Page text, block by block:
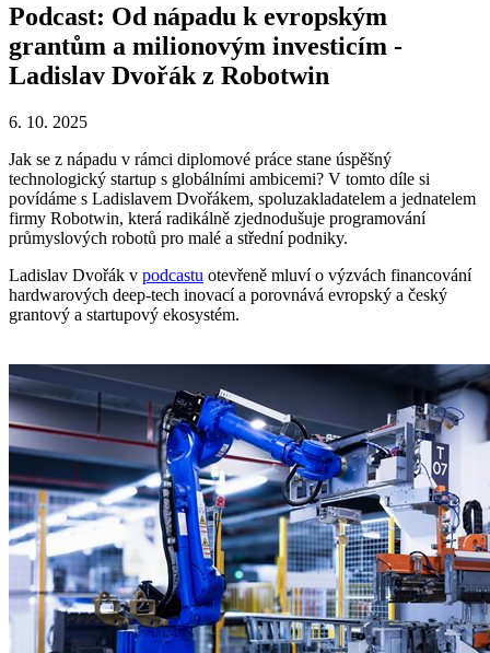
Podcast: Od nápadu k evropským
grantům a milionovým investicím -
Ladislav Dvořák z Robotwin
6. 10. 2025
Jak se z nápadu v rámci diplomové práce stane úspěšný
technologický startup s globálními ambicemi? V tomto díle si
povídáme s Ladislavem Dvořákem, spoluzakladatelem a jednatelem
firmy Robotwin, která radikálně zjednodušuje programování
průmyslových robotů pro malé a střední podniky.
Ladislav Dvořák v podcastu otevřeně mluví o výzvách financování
hardwarových deep-tech inovací a porovnává evropský a český
grantový a startupový ekosystém.